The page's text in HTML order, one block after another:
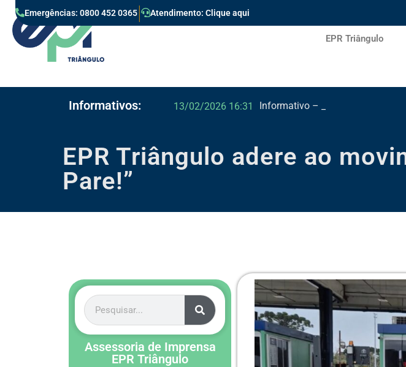
EPR Triângulo
Informativos: 13/02/2026 16:31 Informativo – Ano III – Edição
Emergências: 0800 452 0365| Atendimento: Clique aqui
EPR Triângulo adere ao
Pare!”
Assessoria de Imprensa
EPR Triângulo